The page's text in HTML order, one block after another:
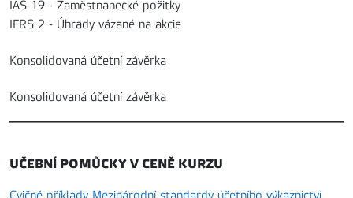
IAS 19 - Zaměstnanecké požitky
IFRS 2 - Úhrady vázané na akcie
Konsolidovaná účetní závěrka
Konsolidovaná účetní závěrka
UČEBNÍ POMŮCKY V CENĚ KURZU